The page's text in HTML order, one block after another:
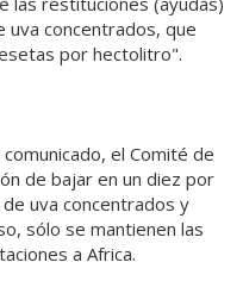
concentrados, que
por hectolitro".
el Comité de
de bajar en un diez por
uva concentrados y
sólo se mantienen las
a Africa.